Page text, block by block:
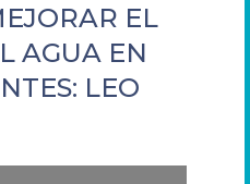
EL
AGUA EN
LEO